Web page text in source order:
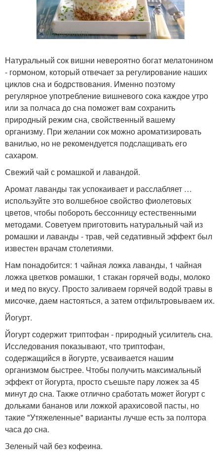
Натуральный сок вишни невероятно богат мелатонином
- гормоном, который отвечает за регулирование наших
циклов сна и бодрствования. Именно поэтому
регулярное употребление вишневого сока каждое утро
или за полчаса до сна поможет вам сохранить
природный режим сна, свойственный вашему
организму. При желании сок можно ароматизировать
ванилью, но не рекомендуется подслащивать его
сахаром.
Свежий чай с ромашкой и лавандой.
Аромат лаванды так успокаивает и расслабляет …
используйте это волшебное свойство фиолетовых
цветов, чтобы побороть бессонницу естественными
методами. Советуем приготовить натуральный чай из
ромашки и лаванды - трав, чей седативный эффект был
известен врачам столетиями.
Нам понадобится: 1 чайная ложка лаванды, 1 чайная
ложка цветков ромашки, 1 стакан горячей воды, молоко
и мед по вкусу. Просто заливаем горячей водой травы в
мисочке, даем настояться, а затем отфильтровываем их.
Йогурт.
Йогурт содержит триптофан - природный усилитель сна.
Исследования показывают, что триптофан,
содержащийся в йогурте, усваивается нашим
организмом быстрее. Чтобы получить максимальный
эффект от йогурта, просто съешьте пару ложек за 45
минут до сна. Также отлично сработать может йогурт с
дольками бананов или ложкой арахисовой пасты, но
такие "Утяжеленные" варианты лучше есть за полтора
часа до сна.
Зеленый чай без кофеина.